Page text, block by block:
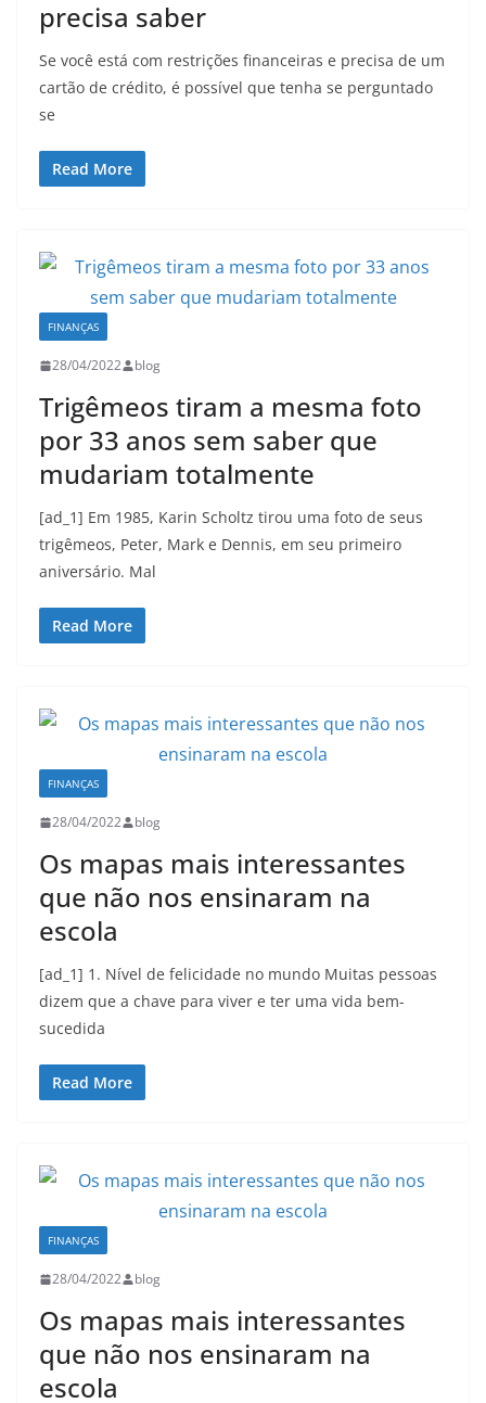
precisa saber
Se você está com restrições financeiras e precisa de um
cartão de crédito, é possível que tenha se perguntado
se
Read More
FINANÇAS
28/04/2022 blog
Trigêmeos tiram a mesma foto
por 33 anos sem saber que
mudariam totalmente
[ad_1] Em 1985, Karin Scholtz tirou uma foto de seus
trigêmeos, Peter, Mark e Dennis, em seu primeiro
aniversário. Mal
Read More
FINANÇAS
28/04/2022 blog
Os mapas mais interessantes
que não nos ensinaram na
escola
[ad_1] 1. Nível de felicidade no mundo Muitas pessoas
dizem que a chave para viver e ter uma vida bem-
sucedida
Read More
FINANÇAS
28/04/2022 blog
Os mapas mais interessantes
que não nos ensinaram na
escola